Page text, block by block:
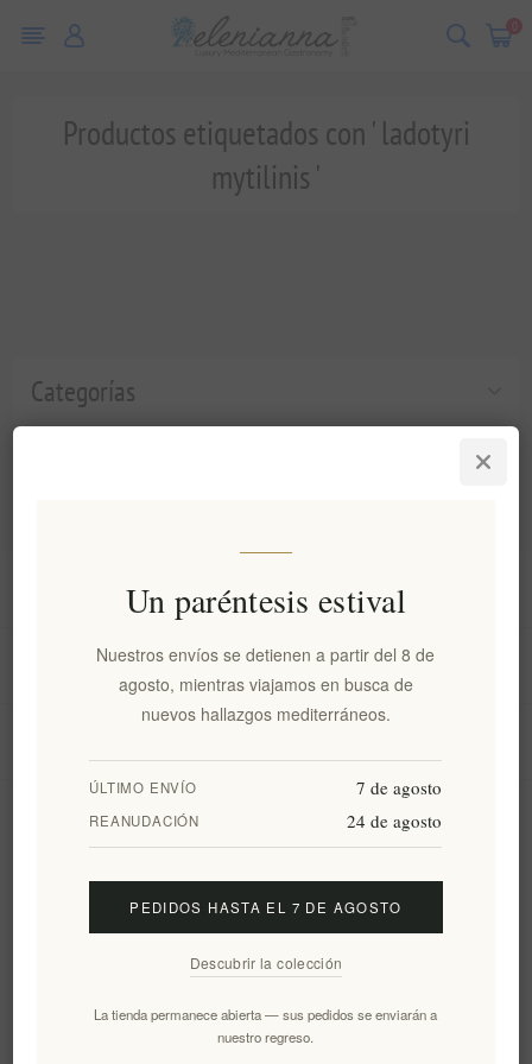
0
Categorías
Productos etiquetados con ' ladotyri
mytilinis '
Información
Mi cuenta
Suscribirse Desuscribirse
Un paréntesis estival
Nuestros envíos se detienen a partir del 8 de
agosto, mientras viajamos en busca de
nuevos hallazgos mediterráneos.
ÚLTIMO ENVÍO 7 de agosto
REANUDACIÓN 24 de agosto
PEDIDOS HASTA EL 7 DE AGOSTO
Descubrir la colección
La tienda permanece abierta — sus pedidos se enviarán a
nuestro regreso.